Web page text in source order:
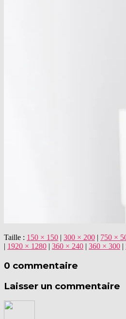
Taille : 150 × 150 | 300 × 200 | 750 ×
| 1920 × 1280 | 360 × 240 | 360 × 300 |
0 commentaire
Laisser un commentaire